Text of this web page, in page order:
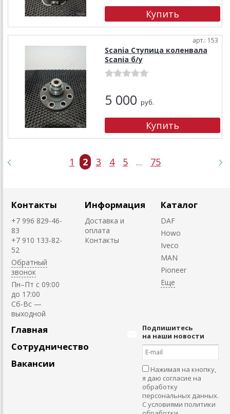
арт.: 153
Scania Ступица коленвала
Scania б/у
5 000 руб.
1 2 3 4 5 ... 75
Контакты
+7 996 829-46-
83
+7 910 133-82-
52
Обратный
звонок
Пн–Пт с 09:00
до 17:00
Cб-Вс —
выходной
Информация
Доставка и
оплата
Контакты
Каталог
DAF
Howo
Iveco
MAN
Pioneer
Главная
Сотрудничество
Вакансии
Подпишитесь
на наши новости
Нажимая на кнопку,
я даю согласие на
обработку
персональных данных.
С условиями политики